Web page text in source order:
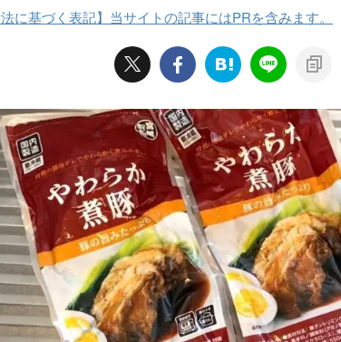
法に基づく表記】当サイトの記事にはPRを含みます。